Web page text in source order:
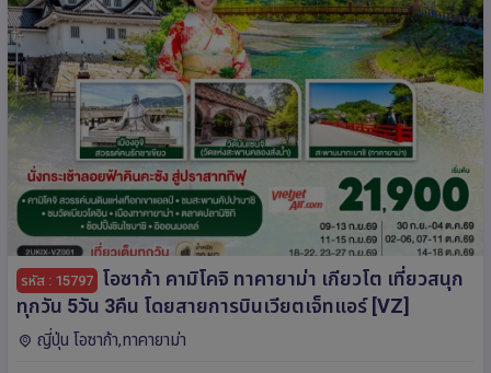
รหัส : 15797 โอซาก้า คามิโคจิ ทาคายาม่า เกียวโต เที่ยวสนุก
ทุกวัน 5วัน 3คืน โดยสายการบินเวียตเจ็ทแอร์ [VZ]
ญี่ปุ่น โอซาก้า,ทาคายาม่า